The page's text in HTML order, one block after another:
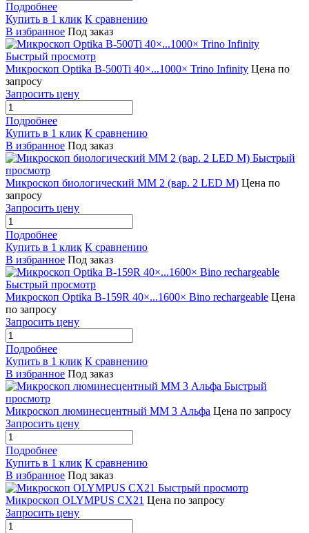
Подробнее
Купить в 1 клик К сравнению
В избранное Под заказ
Быстрый просмотр
Микроскоп Optika B-500Ti 40×...1000× Trino Infinity Цена по
запросу
Запросить цену
Подробнее
Купить в 1 клик К сравнению
В избранное Под заказ
Быстрый
просмотр
Микроскоп биологический ММ 2 (вар. 2 LED М) Цена по
запросу
Запросить цену
Подробнее
Купить в 1 клик К сравнению
В избранное Под заказ
Быстрый просмотр
Микроскоп Optika B-159R 40×...1600× Bino rechargeable Цена
по запросу
Запросить цену
Подробнее
Купить в 1 клик К сравнению
В избранное Под заказ
Быстрый
просмотр
Микроскоп люминесцентный ММ 3 Альфа Цена по запросу
Запросить цену
Подробнее
Купить в 1 клик К сравнению
В избранное Под заказ
Быстрый просмотр
Микроскоп OLYMPUS CX21 Цена по запросу
Запросить цену